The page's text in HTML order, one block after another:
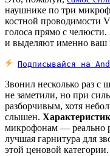
наушнике по три
костной проводимости
голоса прямо с
и выделяют именно ваш
Подписывайся на
Звонил несколько раз
не заметили, но при
разборчивым, хотя
слышен.
микрофонам — реально
лучшая гарнитура для
этой ценовой категории.